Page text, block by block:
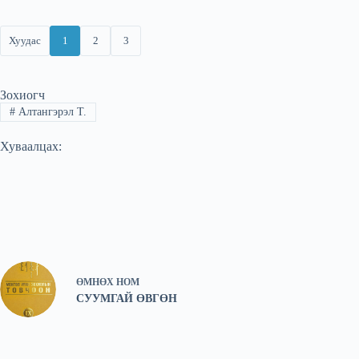
Хуудас 1 2 3
Зохиогч
#Алтангэрэл Т.
Хуваалцах:
ӨМНӨХ НОМ
СУУМГАЙ ӨВГӨН